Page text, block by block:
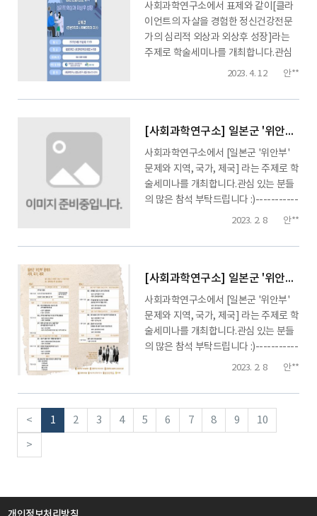
사회과학연구소에서 표제와 같이[클라
이언트의 자살을 경험한 정신건강전문
가의 심리적 외상과 외상후 성장]라는
주제로 학술세미나를 개최합니다.관심
있는 분들의 많은 참여 부탁드립니다.일
12:00~14:00장소 : 사회과학대학 22호
의 아이디 : 654 889 5650링크
: https://changwon-ac-
kr.zoom.us/j/6548895650 ...
2023. 4. 12 안**
[사회과학연구소] 일본군 '위안부' 문제와 지역, 국가, 제국 학술세미나 안내
사회과학연구소에서 [일본군 '위안부'
문제와 지역, 국가, 제국] 라는 주제로 학
술세미나를 개최합니다.관심 있는 분들
의 많은 참석 부탁드립니다 :)-----------
---------------------------------------
------------일시 : 2023.02.16.(목) 오후
창원대학교 본부 2층 대회의실...
2023. 2. 8 안**
[사회과학연구소] 일본군 '위안부' 문제와 지역, 국가, 제국 학술세미나 안내
사회과학연구소에서 [일본군 '위안부'
문제와 지역, 국가, 제국] 라는 주제로 학
술세미나를 개최합니다.관심 있는 분들
의 많은 참석 부탁드립니다 :)-----------
---------------------------------------
------------일시 : 2023.02.16.(목) 오후
1시부터 ~ 2.17.(금) 오후 4시까지장소 :
창원대학교 본부 2층 대회의실...
2023. 2. 8 안**
< 1 2 3 4 5 6 7 8 9 10
>